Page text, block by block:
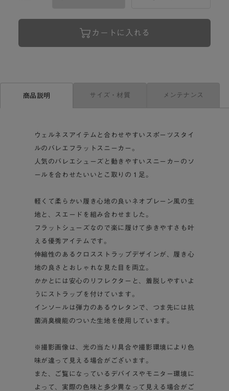
カートに入れる
商品説明 サイズ・材質 メンテナンス
ウェルネスアイテムと合わせやすいスポーツスタイ
ルのバレエフラットスニーカー。
人気のバレエシューズと動きやすいスニーカーのソ
ールを合わせたいいとこ取りの１足。
軽くて柔らかい履き心地の良いネオプレーン風の生
地と、スエードを組み合わせました。
フラットシューズなので楽に履けて歩きやすさも叶
える優秀アイテムです。
伸縮性のあるクロスストラップデザインが、履き心
地の良さとおしゃれな見た目を両立。
かかとには安心のリフレクターと、着脱しやすいよ
うにストラップを付けています。
インソールは弾力のあるウレタンで、つま先には抗
菌消臭機能のついた生地を使用しています。
※撮影画像は、光の当たり具合や撮影環境により色
味が違って見える場合がございます。
また、ご覧になっているデバイスやモニター環境に
よって、実際の色味と多少異なって見える場合がご